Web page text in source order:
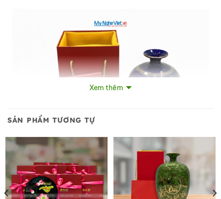
Lọ thu Tài hút Lộc Gốm Bát Tràng Màu Xanh Coban Và Đế
Xem thêm
SẢN PHẨM TƯƠNG TỰ